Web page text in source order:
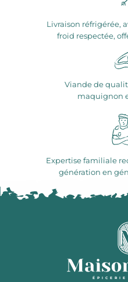
Livraison réfrigérée,
froid respectée,
Viande de
maquignon
Expertise familiale
génération en